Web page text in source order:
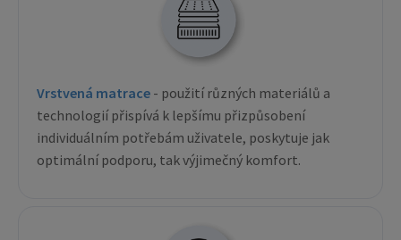
Vrstvená matrace - použití různých materiálů a
technologií přispívá k lepšímu přizpůsobení
individuálním potřebám uživatele, poskytuje jak
optimální podporu, tak výjimečný komfort.